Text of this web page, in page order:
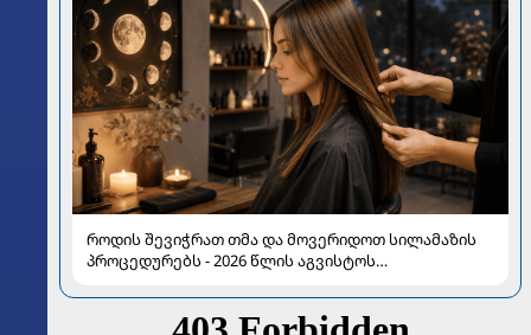
როდის შევიჭრათ თმა და მოვერიდოთ სილამაზის
პროცედურებს - 2026 წლის აგვისტოს